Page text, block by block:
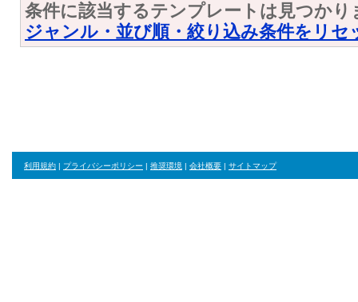
条件に該当するテンプレートは見つかり
ジャンル・並び順・絞り込み条件をリセ
利用規約 | プライバシーポリシー | 推奨環境 | 会社概要 | サイトマップ